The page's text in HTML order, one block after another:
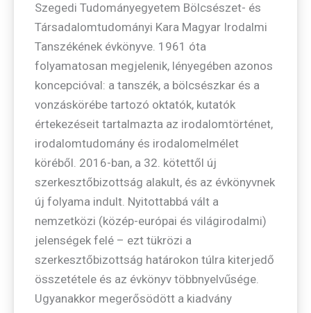
Szegedi Tudományegyetem Bölcsészet- és
Társadalomtudományi Kara Magyar Irodalmi
Tanszékének évkönyve. 1961 óta
folyamatosan megjelenik, lényegében azonos
koncepcióval: a tanszék, a bölcsészkar és a
vonzáskörébe tartozó oktatók, kutatók
értekezéseit tartalmazta az irodalomtörténet,
irodalomtudomány és irodalomelmélet
köréből. 2016-ban, a 32. kötettől új
szerkesztőbizottság alakult, és az évkönyvnek
új folyama indult. Nyitottabbá vált a
nemzetközi (közép-európai és világirodalmi)
jelenségek felé – ezt tükrözi a
szerkesztőbizottság határokon túlra kiterjedő
összetétele és az évkönyv többnyelvűsége.
Ugyanakkor megerősödött a kiadvány